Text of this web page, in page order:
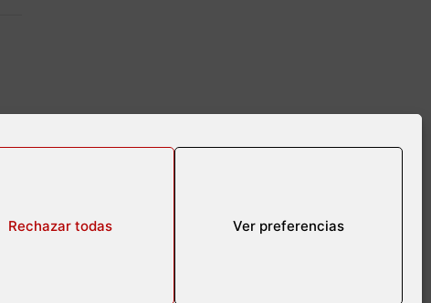
Rechazar todas Ver preferencias